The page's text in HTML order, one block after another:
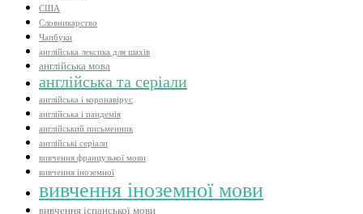
США
Словникарство
Чапбуки
англійська лексика для шахів
англійська мова
англійська та серіали
англійська і коронавірус
англійська і пандемія
англійський письменник
англійські серіали
вивчення французької мови
вивчення іноземної
вивчення іноземної мови
вивчення іспанської мови